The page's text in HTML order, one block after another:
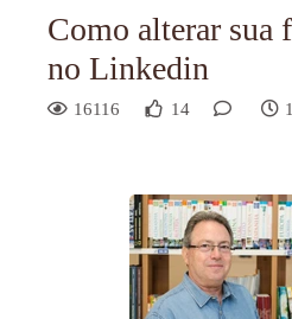
Como alterar sua
no Linkedin
16116 14